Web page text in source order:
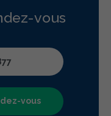
vous
vous